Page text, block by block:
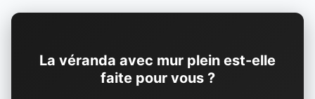
La véranda avec mur plein est-elle
faite pour vous ?